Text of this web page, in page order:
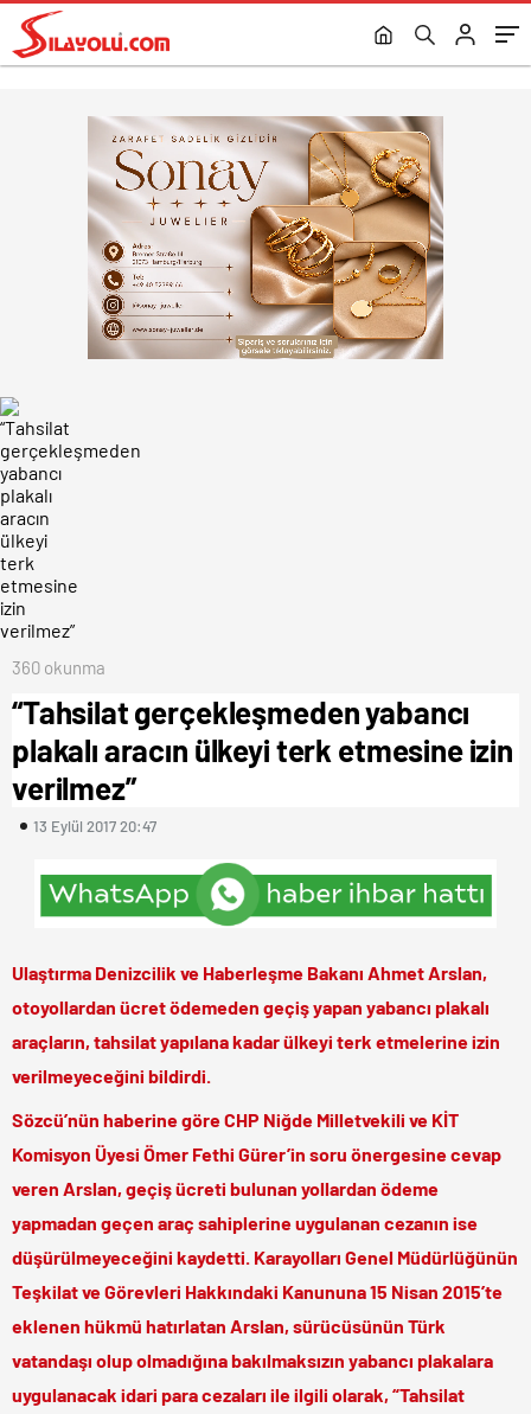
verilmez”
360 okunma
“Tahsilat gerçekleşmeden yabancı
plakalı aracın ülkeyi terk etmesine izin
verilmez”
13 Eylül 2017 20:47
Ulaştırma Denizcilik ve Haberleşme Bakanı Ahmet Arslan,
otoyollardan ücret ödemeden geçiş yapan yabancı plakalı
araçların, tahsilat yapılana kadar ülkeyi terk etmelerine izin
verilmeyeceğini bildirdi.
Sözcü’nün haberine göre CHP Niğde Milletvekili ve KİT
Komisyon Üyesi Ömer Fethi Gürer’in soru önergesine cevap
veren Arslan, geçiş ücreti bulunan yollardan ödeme
yapmadan geçen araç sahiplerine uygulanan cezanın ise
düşürülmeyeceğini kaydetti. Karayolları Genel Müdürlüğünün
Teşkilat ve Görevleri Hakkındaki Kanununa 15 Nisan 2015’te
eklenen hükmü hatırlatan Arslan, sürücüsünün Türk
vatandaşı olup olmadığına bakılmaksızın yabancı plakalara
uygulanacak idari para cezaları ile ilgili olarak, “Tahsilat